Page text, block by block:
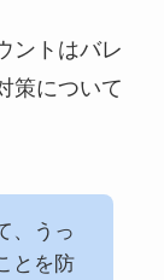
ントはバレ
策について
、うっ
とを防